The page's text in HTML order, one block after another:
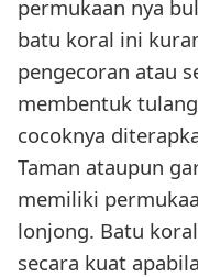
permukaan nya
batu koral ini
pengecoran atau
membentuk
cocoknya
Taman ataupun
memiliki
lonjong. Batu
secara kuat